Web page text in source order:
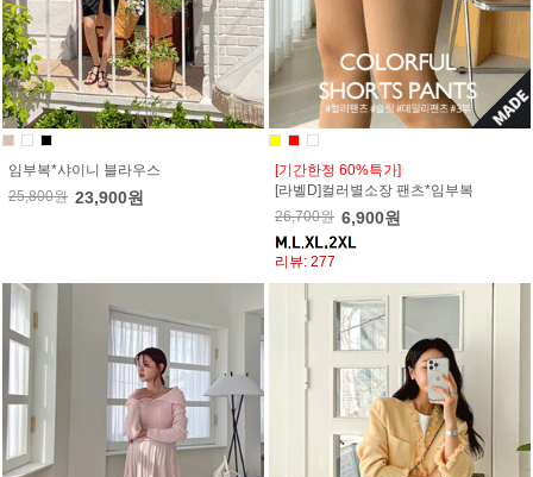
임부복*샤이니 블라우스
25,800원 23,900원
[기간한정 60%특가]
[라벨D]컬러별소장 팬츠*임부복
26,700원 6,900원
리뷰: 277